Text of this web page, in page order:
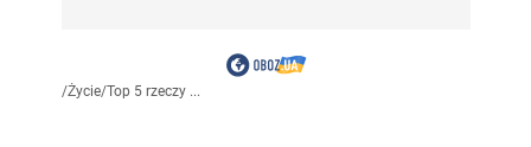
/Życie/Top 5 rzeczy ...